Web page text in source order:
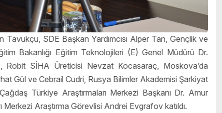
Tavukçu, SDE Başkan Yardımcısı Alper Tan, Gençlik ve
Bakanlığı Eğitim Teknolojileri (E) Genel Müdürü Dr.
Robit SİHA Üreticisi Nevzat Kocasaraç, Moskova’da
Gül ve Cebrail Cudri, Rusya Bilimler Akademisi Şarkiyat
Türkiye Araştırmaları Merkezi Başkanı Dr. Amur
Araştırma Görevlisi Andrei Evgrafov katıldı.